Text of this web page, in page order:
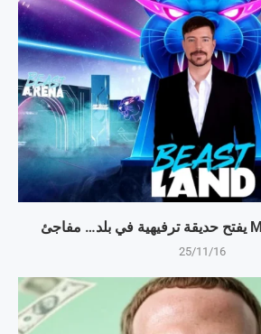
25/11/16